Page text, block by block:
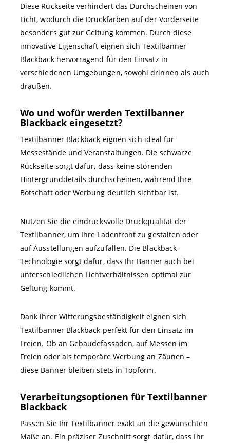
Diese Rückseite verhindert das Durchscheinen von
Licht, wodurch die Druckfarben auf der Vorderseite
besonders gut zur Geltung kommen. Durch diese
innovative Eigenschaft eignen sich Textilbanner
Blackback hervorragend für den Einsatz in
verschiedenen Umgebungen, sowohl drinnen als auch
draußen.
Wo und wofür werden Textilbanner
Blackback eingesetzt?
Textilbanner Blackback eignen sich ideal für
Messestände und Veranstaltungen. Die schwarze
Rückseite sorgt dafür, dass keine störenden
Hintergrunddetails durchscheinen, während Ihre
Botschaft oder Werbung deutlich sichtbar ist.
Nutzen Sie die eindrucksvolle Druckqualität der
Textilbanner, um Ihre Ladenfront zu gestalten oder
auf Ausstellungen aufzufallen. Die Blackback-
Technologie sorgt dafür, dass Ihr Banner auch bei
unterschiedlichen Lichtverhältnissen optimal zur
Geltung kommt.
Dank ihrer Witterungsbeständigkeit eignen sich
Textilbanner Blackback perfekt für den Einsatz im
Freien. Ob an Gebäudefassaden, auf Messen im
Freien oder als temporäre Werbung an Zäunen –
diese Banner bleiben stets in Topform.
Verarbeitungsoptionen für Textilbanner
Blackback
Passen Sie Ihr Textilbanner exakt an die gewünschten
Maße an. Ein präziser Zuschnitt sorgt dafür, dass Ihr